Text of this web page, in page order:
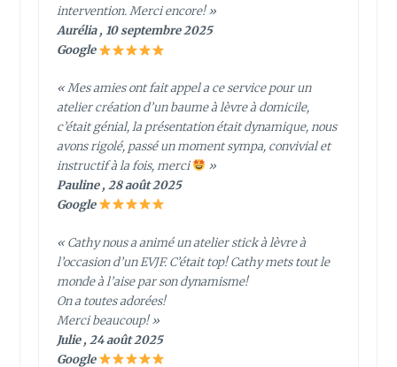
intervention. Merci encore! »
Aurélia , 10 septembre 2025
Google
« Mes amies ont fait appel a ce service pour un
atelier création d’un baume à lèvre à domicile,
c’était génial, la présentation était dynamique, nous
avons rigolé, passé un moment sympa, convivial et
instructif à la fois, merci
»
Pauline , 28 août 2025
Google
« Cathy nous a animé un atelier stick à lèvre à
l’occasion d’un EVJF. C’était top! Cathy mets tout le
monde à l’aise par son dynamisme!
On a toutes adorées!
Merci beaucoup! »
Julie , 24 août 2025
Google